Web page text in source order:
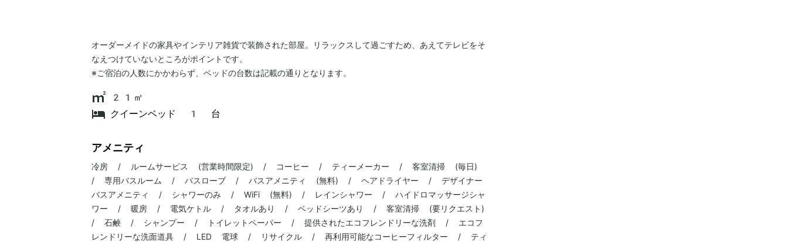
オーダーメイドの家具やインテリア雑貨で装飾された部屋。リラックスして過ごすため、あえてテレビをそ
なえつけていないところがポイントです。
※ご宿泊の人数にかかわらず、ベッドの台数は記載の通りとなります。
21㎡
クイーンベッド 1 台
アメニティ
冷房 / ルームサービス (営業時間限定) / コーヒー / ティーメーカー / 客室清掃 (毎日)
/ 専用バスルーム / バスローブ / バスアメニティ (無料) / ヘアドライヤー / デザイナー
バスアメニティ / シャワーのみ / WiFi (無料) / レインシャワー / ハイドロマッサージシャ
ワー / 暖房 / 電気ケトル / タオルあり / ベッドシーツあり / 客室清掃 (要リクエスト)
/ 石鹸 / シャンプー / トイレットペーパー / 提供されたエコフレンドリーな洗剤 / エコフ
レンドリーな洗面道具 / LED 電球 / リサイクル / 再利用可能なコーヒーフィルター / ティ